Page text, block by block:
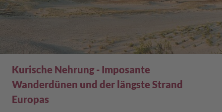
Kurische Nehrung - Imposante
Wanderdünen und der längste Strand
Europas